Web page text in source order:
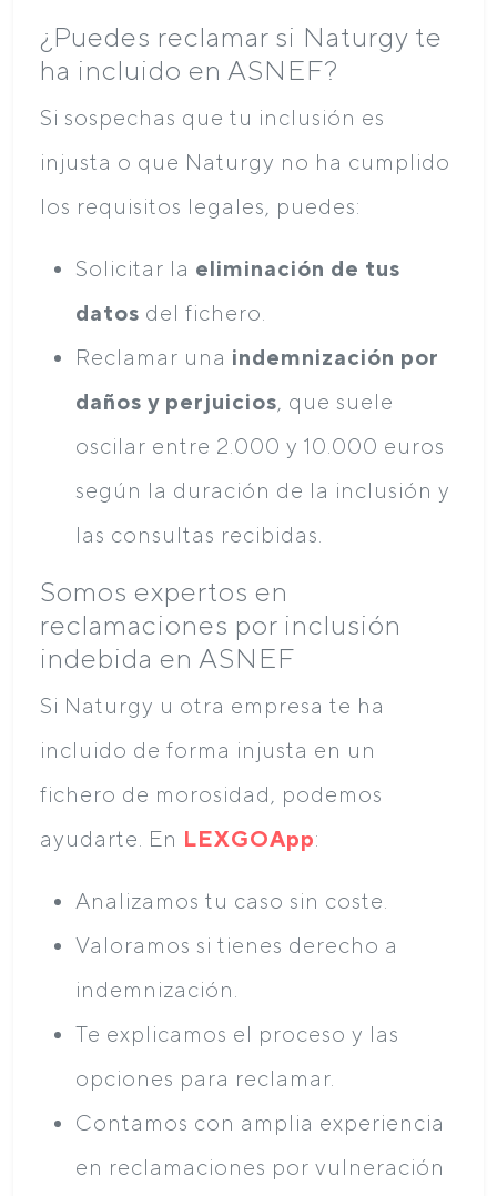
¿Puedes reclamar si Naturgy te
ha incluido en ASNEF?
Si sospechas que tu inclusión es
injusta o que Naturgy no ha cumplido
los requisitos legales, puedes:
Solicitar la eliminación de tus
datos del fichero.
Reclamar una indemnización por
daños y perjuicios , que suele
oscilar entre 2.000 y 10.000 euros
según la duración de la inclusión y
las consultas recibidas.
Somos expertos en
reclamaciones por inclusión
indebida en ASNEF
Si Naturgy u otra empresa te ha
incluido de forma injusta en un
fichero de morosidad, podemos
ayudarte. En LEXGOApp:
Analizamos tu caso sin coste.
Valoramos si tienes derecho a
indemnización.
Te explicamos el proceso y las
opciones para reclamar.
Contamos con amplia experiencia
en reclamaciones por vulneración